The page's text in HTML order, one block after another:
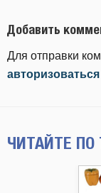
Добавить
Для отправки
авторизоваться
ЧИТАЙТЕ ПО